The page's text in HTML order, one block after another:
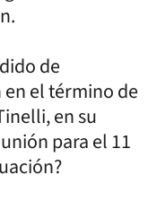
de
el término de
en su
para el 11